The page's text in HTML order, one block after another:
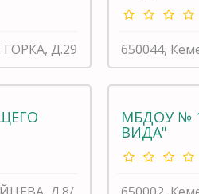
ГОРКА, Д.29 650044,
МБДОУ №
ВИДА"